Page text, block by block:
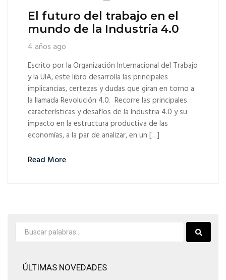
El futuro del trabajo en el
mundo de la Industria 4.0
4 años ago
Escrito por la Organización Internacional del Trabajo
y la UIA, este libro desarrolla las principales
implicancias, certezas y dudas que giran en torno a
la llamada Revolución 4.0. Recorre las principales
características y desafíos de la Industria 4.0 y su
impacto en la estructura productiva de las
economías, a la par de analizar, en un […]
Read More
ÚLTIMAS NOVEDADES